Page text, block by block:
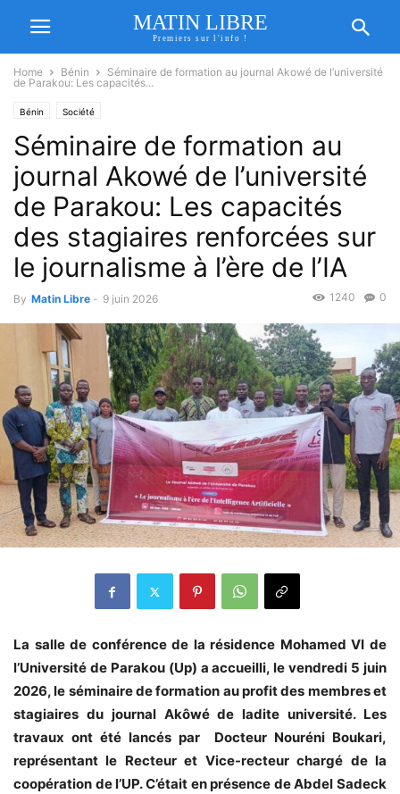
MATIN LIBRE
Premiers sur l'info !
Home Bénin
Séminaire de formation au journal Akowé de l’université
de Parakou: Les capacités...
Bénin Société
Séminaire de formation au
journal Akowé de l’université
de Parakou: Les capacités
des stagiaires renforcées sur
le journalisme à l’ère de l’IA
By Matin Libre - 9 juin 2026 0
1240
La salle de conférence de la résidence Mohamed VI de
l’Université de Parakou (Up) a accueilli, le vendredi 5 juin
2026, le séminaire de formation au profit des membres et
stagiaires du journal Akôwé de ladite université. Les
travaux ont été lancés par Docteur Nouréni Boukari,
représentant le Recteur et Vice-recteur chargé de la
coopération de l’UP. C’était en présence de Abdel Sadeck